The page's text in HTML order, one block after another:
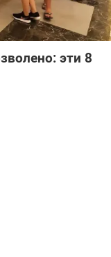
эти 8